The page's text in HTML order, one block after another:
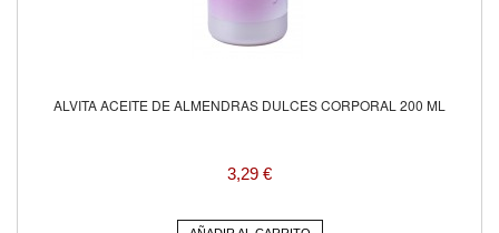
ALVITA ACEITE DE ALMENDRAS DULCES CORPORAL 200 ML
3,29 €